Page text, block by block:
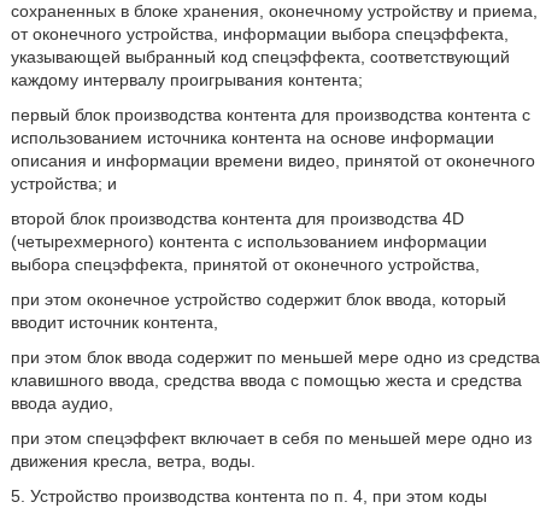
сохраненных в блоке хранения, оконечному устройству и приема,
от оконечного устройства, информации выбора спецэффекта,
указывающей выбранный код спецэффекта, соответствующий
каждому интервалу проигрывания контента;
первый блок производства контента для производства контента с
использованием источника контента на основе информации
описания и информации времени видео, принятой от оконечного
устройства; и
второй блок производства контента для производства 4D
(четырехмерного) контента с использованием информации
выбора спецэффекта, принятой от оконечного устройства,
при этом оконечное устройство содержит блок ввода, который
вводит источник контента,
при этом блок ввода содержит по меньшей мере одно из средства
клавишного ввода, средства ввода с помощью жеста и средства
ввода аудио,
при этом спецэффект включает в себя по меньшей мере одно из
движения кресла, ветра, воды.
5. Устройство производства контента по п. 4, при этом коды